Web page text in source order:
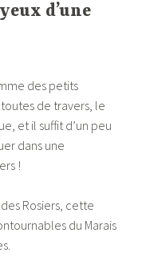
d’une
des petits
de travers, le
et il suffit d’un peu
dans une
!
Rosiers, cette
du Marais